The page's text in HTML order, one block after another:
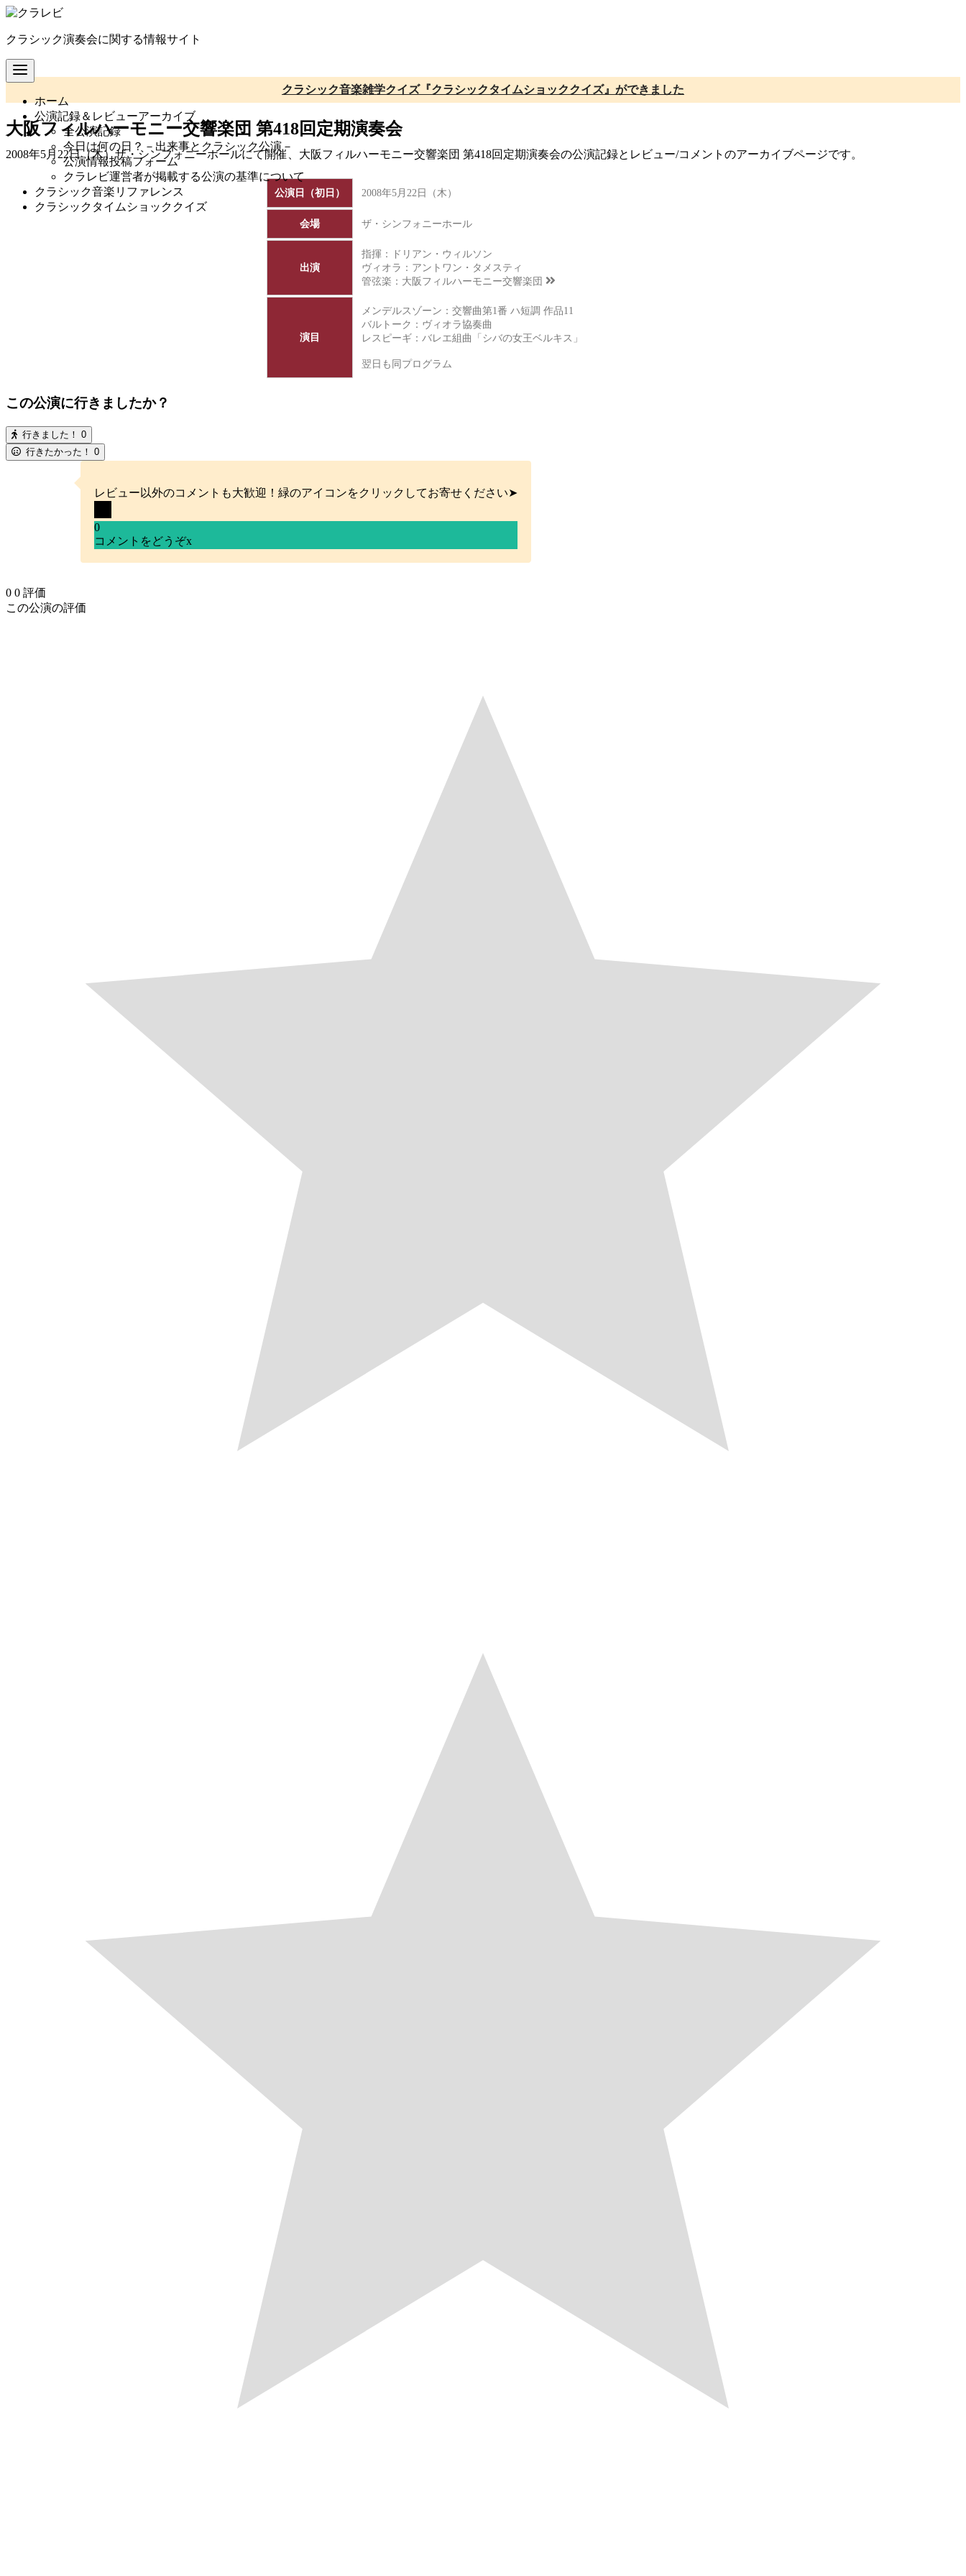
コ
テ
ン
ツ
移
動
クラシック演奏会に関する情報サイト
ホーム
公演記録＆レビューアーカイブ
全公演記録
今日は何の日？－出来事とクラシック公演－
公演情報投稿フォーム
クラレビ運営者が掲載する公演の基準について
クラシック音楽リファレンス
クラシックタイムショッククイズ
クラシック音楽雑学クイズ『クラシックタイムショッククイズ』ができました
大阪フィルハーモニー交響楽団 第418回定期演奏会
2008年5月22日（木）ザ・シンフォニーホールにて開催、大阪フィルハーモニー交響楽団 第418回定期演奏会の公演記録とレビュー/コメントのアーカイブページです。
公演日（初日） 2008年5月22日（木）
会場 ザ・シンフォニーホール
出演
指揮：ドリアン・ウィルソン
ヴィオラ：アントワン・タメスティ
管弦楽： 大阪フィルハーモニー交響楽団
演目
メンデルスゾーン：交響曲第1番 ハ短調 作品11
バルトーク：ヴィオラ協奏曲
レスピーギ：バレエ組曲「シバの女王ベルキス」
翌日も同プログラム
この公演に行きましたか？
行きました！ 0
行きたかった！ 0
レビュー以外のコメントも大歓迎！緑のアイコンをクリックしてお寄せください➤
0
コメントをどうぞx
0 0 評価
この公演の評価